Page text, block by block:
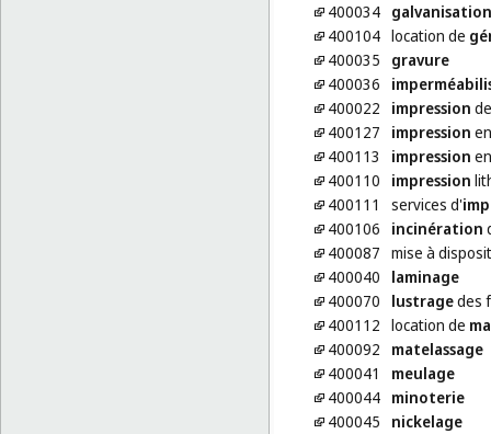
400034 galvanisation
400104 location de
400035
gravure
400036
400022
impression
400127
impression
400113
impression
400110
impression
400111
services d'
400106
incinération
400087 mise à
400040
laminage
400070
lustragedes
400112 location de
400092
matelassage
400041
meulage
400044 minoterie
400045
nickelage